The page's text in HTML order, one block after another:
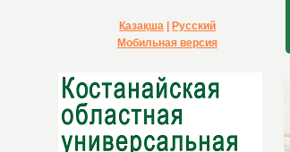
Қазақша
Русский
Мобильная версия